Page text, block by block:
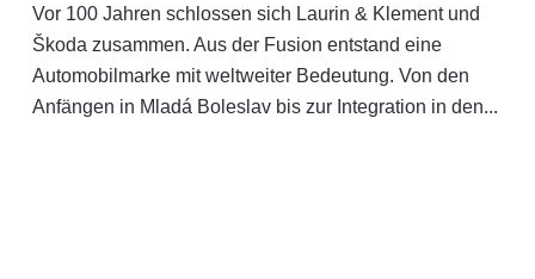
Vor 100 Jahren schlossen sich Laurin & Klement und
Škoda zusammen. Aus der Fusion entstand eine
Automobilmarke mit weltweiter Bedeutung. Von den
Anfängen in Mladá Boleslav bis zur Integration in den...